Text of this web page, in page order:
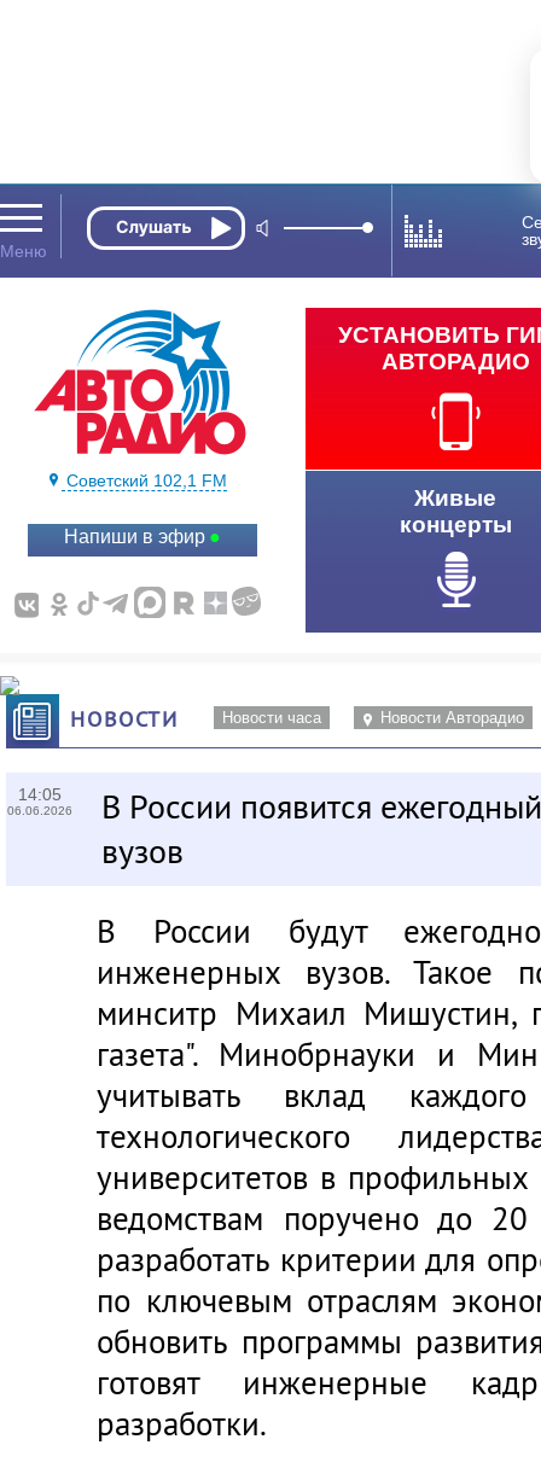
Советский 102,1 FM
Напиши в эфир
УСТАНОВИТЬ
АВТОРАДИО
Живые
концерты
НОВОСТИ Новости часа Новости Авторадио
14:05
06.06.2026
В России появится
вузов
В России будут
инженерных вузов. Такое
минситр Михаил Мишустин,
газета". Минобрнауки и
учитывать вклад
технологического
университетов в профильных
ведомствам поручено до
разработать критерии для
по ключевым отраслям
обновить программы
готовят инженерные
разработки.